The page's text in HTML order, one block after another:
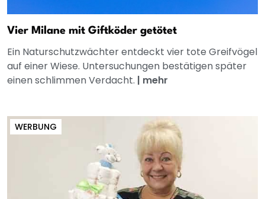
Vier Milane mit Giftköder getötet
Ein Naturschutzwächter entdeckt vier tote Greifvögel
auf einer Wiese. Untersuchungen bestätigen später
einen schlimmen Verdacht. | mehr
WERBUNG